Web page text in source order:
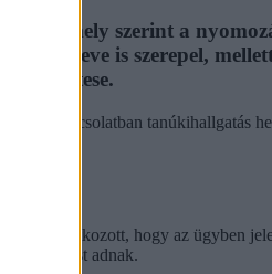
amely szerint a
neve is szerepel,
velük kapcsolatban tanúkihallgatás
arra hivatkozott, hogy az ügyben
adnak.